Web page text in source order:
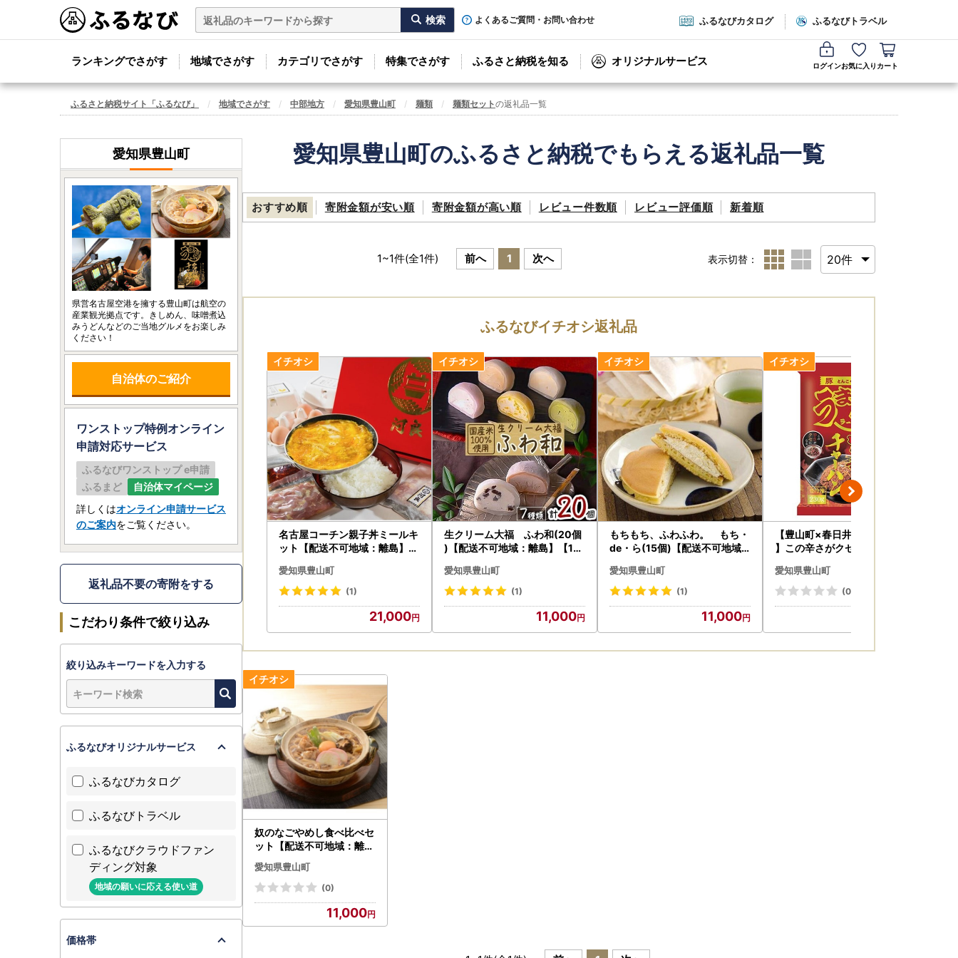
よくあるご質問・お問い合わせ ふるなびカタログ ふるなびトラベル
ランキングでさがす 地域でさがす カテゴリでさがす 特集でさがす ふるさと納税を知る オリジナルサービス ログインお気に入り カート
ふるさと納税サイト「ふるなび」 地域でさがす 中部地方 愛知県豊山町 麺類 麺類セットの返礼品一覧
愛知県豊山町のふるさと納税でもらえる返礼品一覧
おすすめ順 寄附金額が安い順 寄附金額が高い順 レビュー件数順 レビュー評価順 新着順
1~1件(全1件) 前へ 1 次へ 表示切替：
ふるなびイチオシ返礼品
名古屋コーチン親子丼ミールキ
ット【配送不可地域：離島】【
愛知県豊山町
(1)
21,000
生クリーム大福 ふわ和(20個
)【配送不可地域：離島】【10
愛知県豊山町
(1)
11,000
もちもち、ふわふわ。 もち・
de・ら(15個)【配送不可地域
愛知県豊山町
(1)
11,000
【豊山町×春日井市共通返礼品
】この辛さがクセになる!豚旨(
ハン(5食入)【配送不可地域：
離島】【1264080】
愛知県豊山町
(0)
奴のなごやめし食べ比べセ
ット【配送不可地域：離島
】【1115855】
愛知県豊山町
(0)
11,000
愛知県豊山町
県営名古屋空港を擁する豊山町は航空の
産業観光拠点です。きしめん、味噌煮込
みうどんなどのご当地グルメをお楽しみ
ください！
自治体のご紹介
ワンストップ特例オンライン
申請対応サービス
ふるなびワンストップ e申請
ふるまど
自治体マイページ
詳しくはオンライン申請サービス
のご案内をご覧ください。
返礼品不要の寄附をする
こだわり条件で絞り込み
絞り込みキーワードを入力する
ふるなびオリジナルサービス
ふるなびカタログ
ふるなびトラベル
ふるなびクラウドファン
ディング対象
地域の願いに応える使い道
価格帯